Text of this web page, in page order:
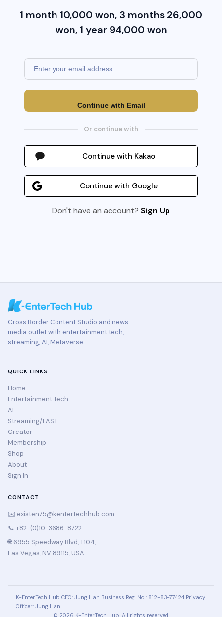
1 month 10,000 won, 3 months 26,000
won, 1 year 94,000 won
Continue with Email
Or continue with
Continue with Kakao
Continue with Google
Don't have an account? Sign Up
Cross Border Content Studio and news
media outlet with entertainment tech,
streaming, AI, Metaverse
QUICK LINKS
Home
Entertainment Tech
AI
Streaming/FAST
Creator
Membership
Shop
About
Sign In
CONTACT
✉️ existen75@kentertechhub.com
📞 +82-(0)10-3686-8722
🌐 6955 Speedway Blvd, T104,
Las Vegas, NV 89115, USA
K-EnterTech Hub CEO: Jung Han Business Reg. No.: 812-83-77424 Privacy
Officer: Jung Han
© 2026 K-EnterTech Hub. All rights reserved.